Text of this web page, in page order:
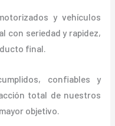
y vehículos
con seriedad y rapidez,
final.
confiables y
total de nuestros
objetivo.